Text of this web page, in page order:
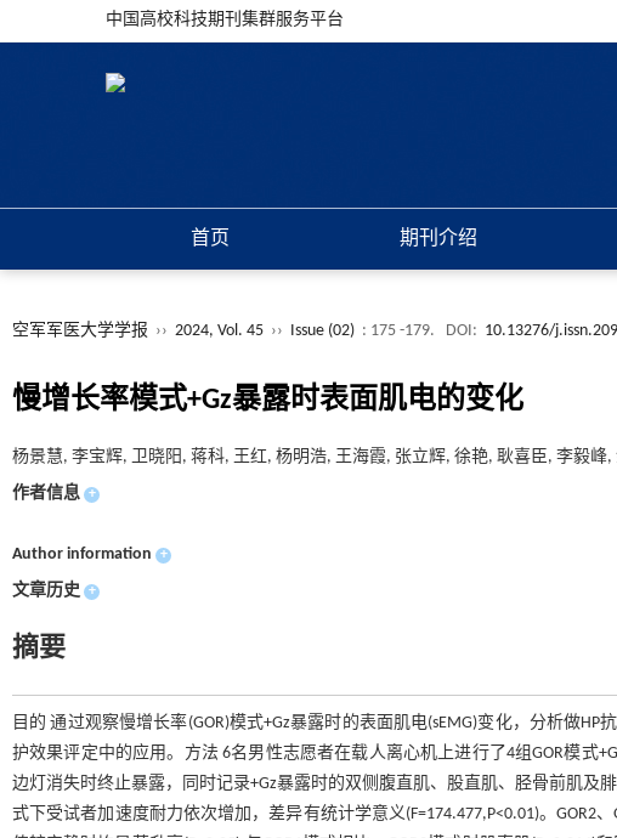
中国高校科技期刊集群服务平台
首页 期刊介绍
空军军医大学学报 ›› 2024, Vol. 45 ›› Issue (02) : 175 -179. DOI: 10.13276/
慢增长率模式+Gz暴露时表面肌电的变化
杨景慧, 李宝辉, 卫晓阳, 蒋科, 王红, 杨明浩, 王海霞, 张立辉, 徐艳, 耿喜臣, 李毅峰,
作者信息 +
Author information +
文章历史 +
摘要
目的 通过观察慢增长率(GOR)模式+Gz暴露时的表面肌电(sEMG)变化，分析做
护效果评定中的应用。方法 6名男性志愿者在载人离心机上进行了4组GOR模式
边灯消失时终止暴露，同时记录+Gz暴露时的双侧腹直肌、股直肌、胫骨前肌及腓
式下受试者加速度耐力依次增加，差异有统计学意义(F=174.477,P<0.01)。GOR2